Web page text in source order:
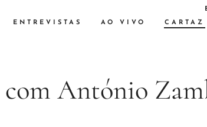
ENTREVISTAS AO VIVO CARTAZ
com António